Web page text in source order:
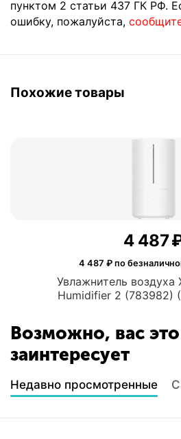
пунктом 2 статьи 437 ГК РФ.
ошибку, пожалуйста,
Похожие товары
Увлажнитель воздуха
Humidifier 2 (783982)
4 487
4 487 ₽ по
Возможно, вас это
заинтересует
Недавно просмотренные